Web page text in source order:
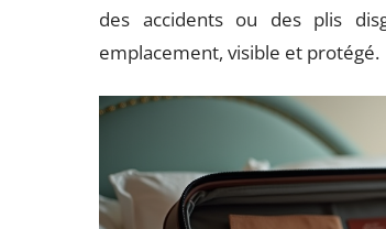
des accidents ou des plis
emplacement, visible et protégé.